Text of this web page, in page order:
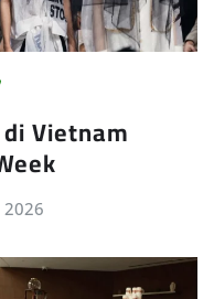
Vietnam
2026